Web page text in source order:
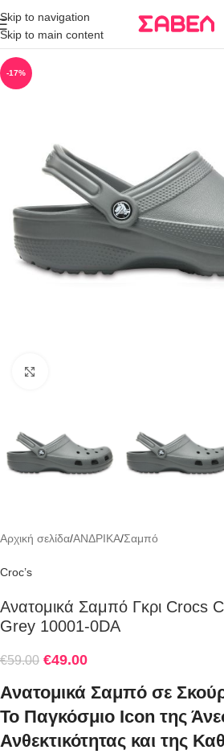
Skip to navigation
Skip to main content
άνω των 80€
Παραγγελία
-17%
Αρχική σελίδα/ΑΝΔΡΙΚΑ/Σαμπό
Croc’s
Ανατομικά Σαμπό Γκρι Crocs
Grey 10001-0DA
€59.00 €49.00
Ανατομικά Σαμπό σε
Το Παγκόσμιο Icon της
Ανθεκτικότητας και της